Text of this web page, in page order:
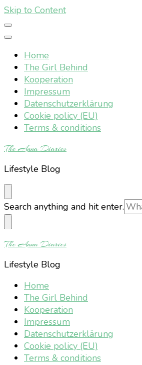
Skip to Content
Home
The Girl Behind
Kooperation
Impressum
Datenschutzerklärung
Cookie policy (EU)
Terms & conditions
The Anna Diaries
Lifestyle Blog
Looking
for
Something?
Search anything and hit enter.
The Anna Diaries
Lifestyle Blog
Home
The Girl Behind
Kooperation
Impressum
Datenschutzerklärung
Cookie policy (EU)
Terms & conditions